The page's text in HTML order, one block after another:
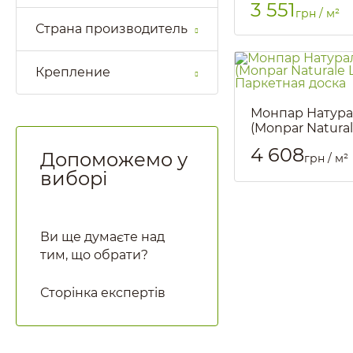
Страна производитель
Крепление
Допоможемо у
виборі
Ви ще думаєте над
тим, що обрати?
Сторінка експертів
3 551 грн / м²
Монпар
(Monpar
Артикул:: 1741
4 608грн / м²